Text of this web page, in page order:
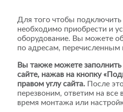
Для того чтобы
необходимо приобрести и
оборудование. Вы можете
по адресам, перечисленным
Вы также можете
сайте, нажав на кнопку
правом углу сайта. После
перезвоним, ответим на все
время монтажа или